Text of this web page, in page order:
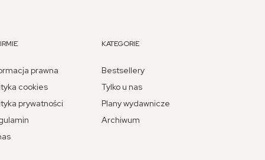
prawna
cookies
prywatności
KATEGORIE
Bestsellery
Tylko u nas
Plany wydawnicze
Archiwum